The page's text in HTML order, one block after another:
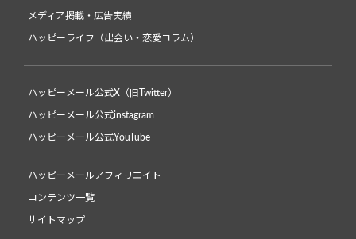
メディア掲載・広告実績
ハッピーライフ（出会い・恋愛コラム）
ハッピーメール公式X（旧Twitter）
ハッピーメール公式instagram
ハッピーメール公式YouTube
ハッピーメールアフィリエイト
コンテンツ一覧
サイトマップ